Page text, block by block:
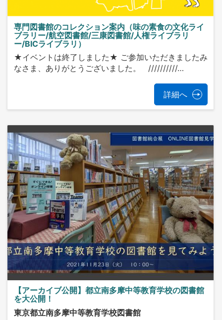
専門図書館のコレクション案内（味の素食の文化ライ
ブラリー/航空図書館/三康図書館/人権ライブラリ
ー/BICライブラリ）
★イベントは終了しました★ ご参加いただきましたみ
なさま、ありがとうございました。 //////////…
詳細へ
【アーカイブ公開】都立南多摩中等教育学校の図書館
を大公開！
東京都立南多摩中等教育学校図書館